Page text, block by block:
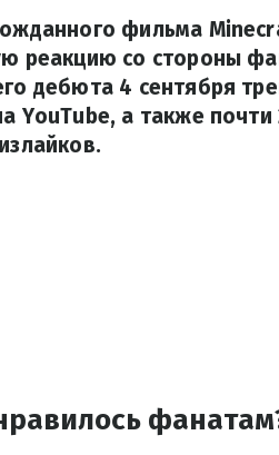
фильма
реакцию со стороны
дебюта 4 сентября
YouTube, а также